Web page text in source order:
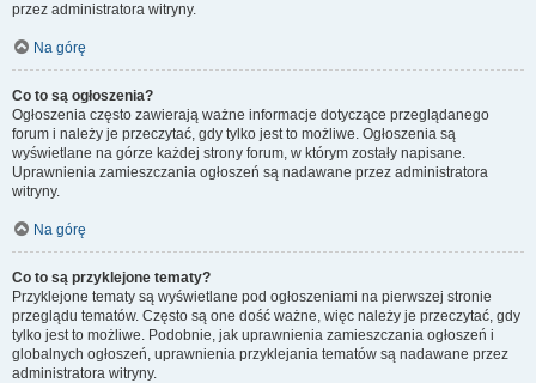
przez administratora witryny.
Na górę
Co to są ogłoszenia?
Ogłoszenia często zawierają ważne informacje dotyczące przeglądanego
forum i należy je przeczytać, gdy tylko jest to możliwe. Ogłoszenia są
wyświetlane na górze każdej strony forum, w którym zostały napisane.
Uprawnienia zamieszczania ogłoszeń są nadawane przez administratora
witryny.
Na górę
Co to są przyklejone tematy?
Przyklejone tematy są wyświetlane pod ogłoszeniami na pierwszej stronie
przeglądu tematów. Często są one dość ważne, więc należy je przeczytać, gdy
tylko jest to możliwe. Podobnie, jak uprawnienia zamieszczania ogłoszeń i
globalnych ogłoszeń, uprawnienia przyklejania tematów są nadawane przez
administratora witryny.